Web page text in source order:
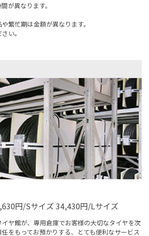
が異なります。
繁忙期は金額が異なります。
い。
円/Sサイズ 34,430円/Lサイズ
ヤ館が、専用倉庫でお客様の大切なタイヤを次
をもってお預かりする、とても便利なサービス